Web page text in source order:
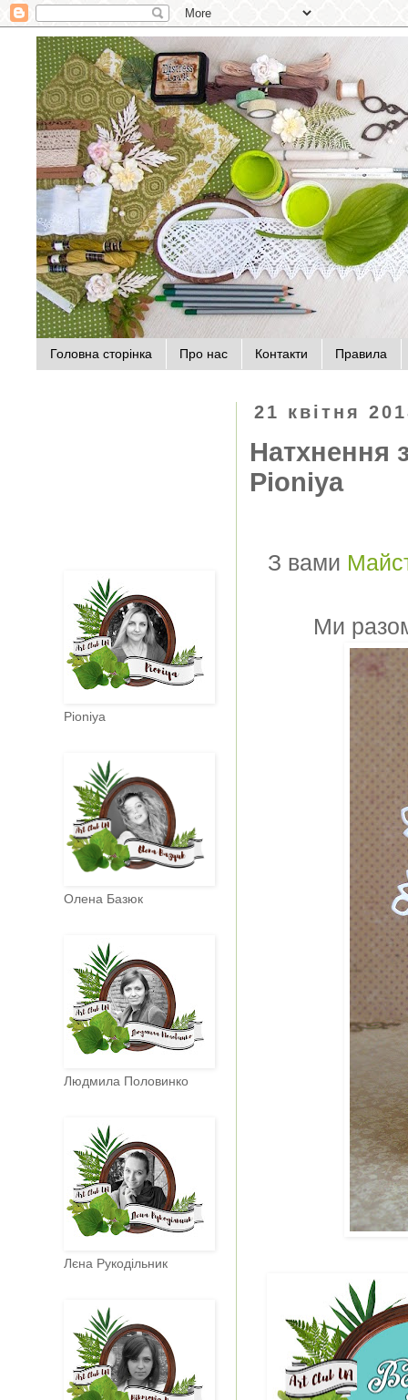
Головна сторінка Про нас Контакти Правила
21 квітня
Натхнення
Pioniya
З вами
Ми
Pioniya
Олена Базюк
Людмила Половинко
Лєна Рукодільник